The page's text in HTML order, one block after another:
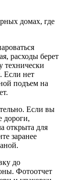
домах, где
расходы берет
технически
Если нет
подъем на
Если вы
дороги,
открыта для
заранее
до
Фотоотчет